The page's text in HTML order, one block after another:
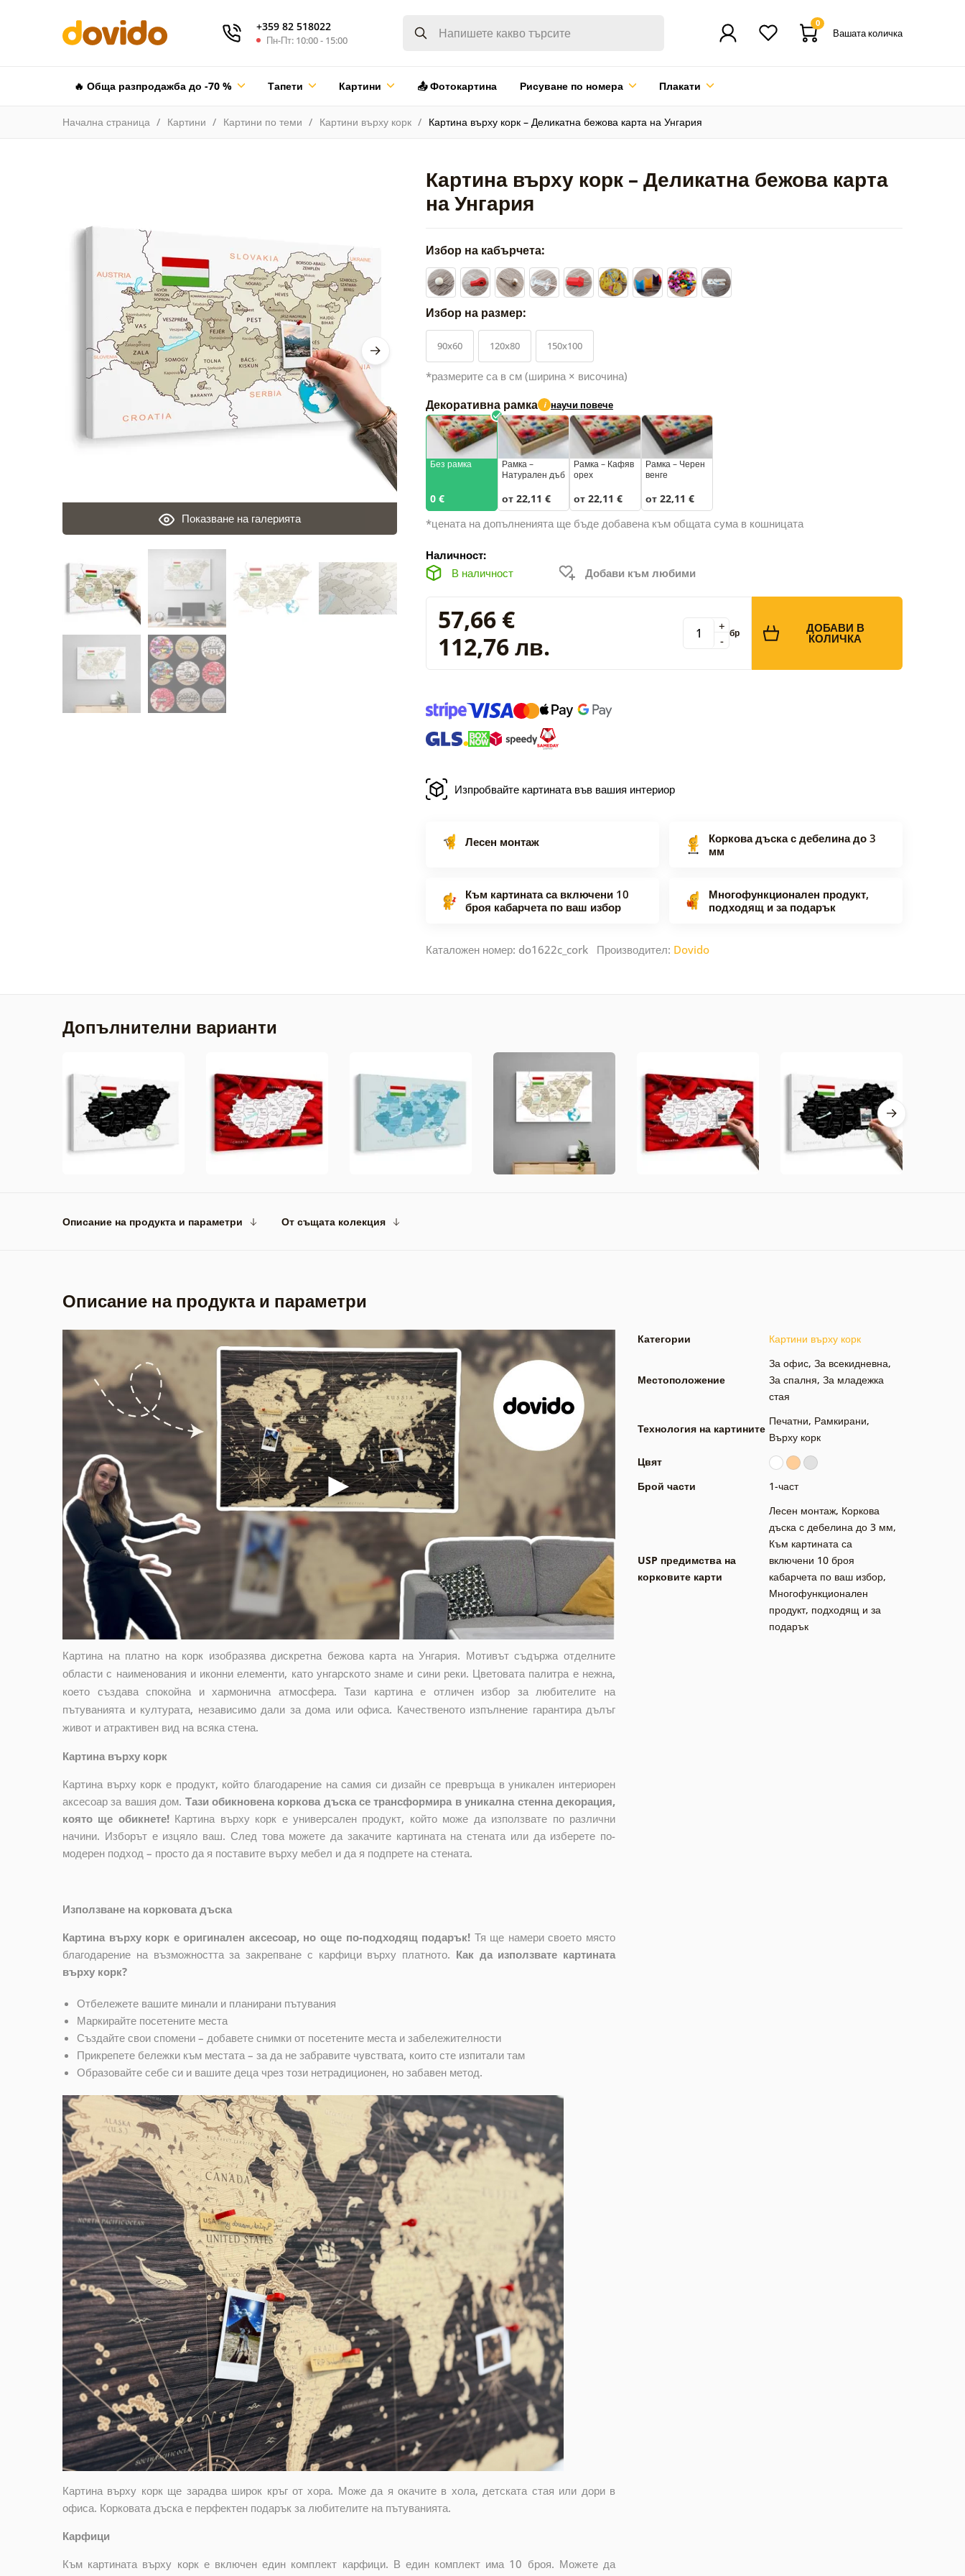
+359 82 518022
Пн-Пт: 10:00 - 15:00
0
Вашата количка
🔥 Обща разпродажба до -70 % Тапети Картини 📤 Фотокартина Рисуване по номера Плакати
Начална страница Картини Картини по теми Картини върху корк Картина върху корк – Деликатна бежова карта на Унгария
Картина върху корк – Деликатна бежова карта
на Унгария
Показване на галерията
Избор на кабърчета:
Избор на размер:
90x60 120x80 150x100
*размерите са в см (ширина × височина)
Декоративна рамка i научи повече
Без рамка
0 €
Рамка –
Натурален дъб
от 22,11 €
Рамка – Кафяв
орех
от 22,11 €
Рамка – Черен
венге
от 22,11 €
*цената на допълненията ще бъде добавена към общата сума в кошницата
Наличност:
В наличност
Добави към любими
57,66 €
112,76 лв.
-
+ бр ДОБАВИ В
КОЛИЧКА
Изпробвайте картината във вашия интериор
Лесен монтаж
Коркова дъска с дебелина до 3
мм
Към картината са включени 10
броя кабарчета по ваш избор
Многофункционален продукт,
подходящ и за подарък
Каталожен номер: do1622c_cork Производител: Dovido
Допълнителни варианти
Описание на продукта и параметри От същата колекция
Описание на продукта и параметри
Картина на платно на корк изобразява дискретна бежова карта на Унгария. Мотивът съдържа отделните
области с наименования и иконни елементи, като унгарското знаме и сини реки. Цветовата палитра е нежна,
което създава спокойна и хармонична атмосфера. Тази картина е отличен избор за любителите на
пътуванията и културата, независимо дали за дома или офиса. Качественото изпълнение гарантира дълъг
живот и атрактивен вид на всяка стена.
Картина върху корк
Картина върху корк е продукт, който благодарение на самия си дизайн се превръща в уникален интериорен
аксесоар за вашия дом. Тази обикновена коркова дъска се трансформира в уникална стенна декорация,
която ще обикнете!Картина върху корк е универсален продукт, който може да използвате по различни
начини. Изборът е изцяло ваш. След това можете да закачите картината на стената или да изберете по-
модерен подход – просто да я поставите върху мебел и да я подпрете на стената.
Използване на корковата дъска
Картина върху корк е оригинален аксесоар, но още по-подходящ подарък! Тя ще намери своето място
благодарение на възможността за закрепване с карфици върху платното. Как да използвате картината
върху корк?
Отбележете вашите минали и планирани пътувания
Маркирайте посетените места
Създайте свои спомени – добавете снимки от посетените места и забележителности
Прикрепете бележки към местата – за да не забравите чувствата, които сте изпитали там
Образовайте себе си и вашите деца чрез този нетрадиционен, но забавен метод.
Картина върху корк ще зарадва широк кръг от хора. Може да я окачите в хола, детската стая или дори в
офиса. Корковата дъска е перфектен подарък за любителите на пътуванията.
Карфици
Към картината върху корк е включен един комплект карфици. В един комплект има 10 броя. Можете да
Категории Картини върху корк
Местоположение
За офис, За всекидневна,
За спалня, За младежка
стая
Технология на картините
Печатни, Рамкирани,
Върху корк
Цвят
Брой части
1-част
USP предимства на
корковите карти
Лесен монтаж, Коркова
дъска с дебелина до 3 мм,
Към картината са
включени 10 броя
кабарчета по ваш избор,
Многофункционален
продукт, подходящ и за
подарък